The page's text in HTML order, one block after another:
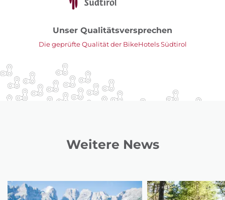
Unser Qualitätsversprechen
Die geprüfte Qualität der BikeHotels Südtirol
Weitere News